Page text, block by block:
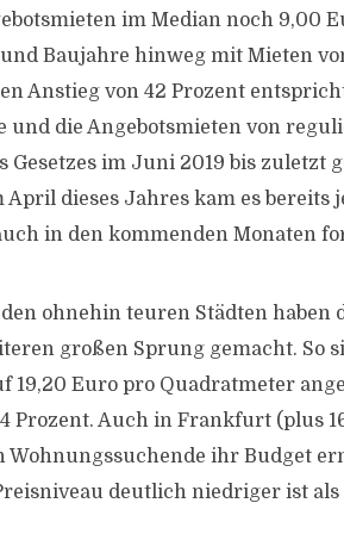
im Median noch 9,00
Baujahre hinweg mit Mieten
Anstieg von 42 Prozent
die Angebotsmieten von
Gesetzes im Juni 2019 bis zuletzt
April dieses Jahres kam es bereits
in den kommenden Monaten
ohnehin teuren Städten haben
großen Sprung gemacht. So
19,20 Euro pro Quadratmeter
Prozent. Auch in Frankfurt (plus
Wohnungssuchende ihr Budget
deutlich niedriger ist